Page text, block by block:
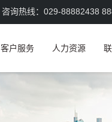
咨询热线：029-88882438
客户服务 人力资源